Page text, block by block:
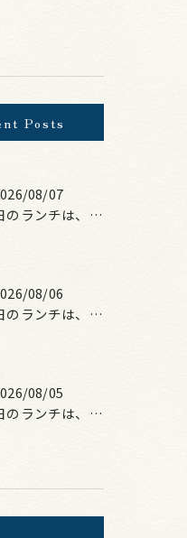
Posts
08/07
本日のランチは、黒毛和牛のチャプチェ！
08/06
本日のランチは、照焼きチキン！
08/05
本日のランチは、ロース豚カツ梅はさみ！